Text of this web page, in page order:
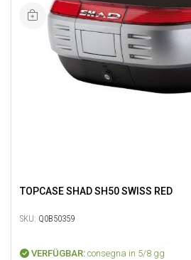
TOPCASE SHAD SH50 SWISS RED
SKU: Q0B50359
VERFÜGBAR: consegna in 5/8 gg